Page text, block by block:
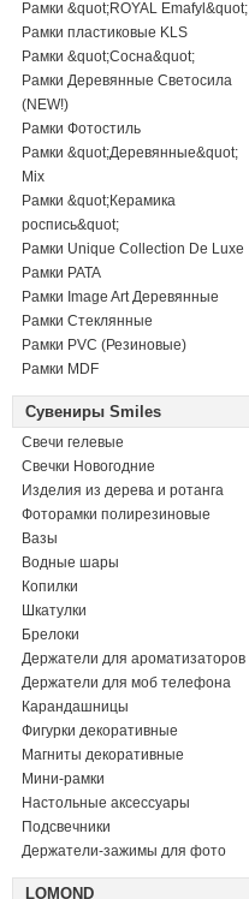
Рамки &quot;ROYAL Emafyl&quot;
Рамки пластиковые KLS
Рамки &quot;Сосна&quot;
Рамки Деревянные Светосила
(NEW!)
Рамки Фотостиль
Рамки &quot;Деревянные&quot;
Mix
Рамки &quot;Керамика
роспись&quot;
Рамки Unique Collection De Luxe
Рамки PATA
Рамки Image Art Деревянные
Рамки Стеклянные
Рамки PVC (Резиновые)
Рамки MDF
Сувениры Smiles
Свечи гелевые
Свечки Новогодние
Изделия из дерева и ротанга
Фоторамки полирезиновые
Вазы
Водные шары
Копилки
Шкатулки
Брелоки
Держатели для ароматизаторов
Держатели для моб телефона
Карандашницы
Фигурки декоративные
Магниты декоративные
Мини-рамки
Настольные аксессуары
Подсвечники
Держатели-зажимы для фото
LOMOND